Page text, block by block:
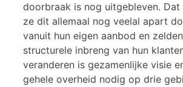
doorbraak is nog uitgebleven.
ze dit allemaal nog veelal apart
vanuit hun eigen aanbod en
structurele inbreng van hun
veranderen is gezamenlijke visie
gehele overheid nodig op drie